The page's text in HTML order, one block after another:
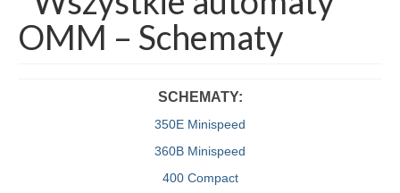
OMM – Schematy
SCHEMATY:
350E Minispeed
360B Minispeed
400 Compact